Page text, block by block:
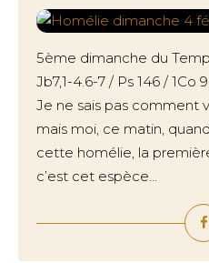
5ème dimanche du
Jb7,1-4.6-7 / Ps 146 / 1Co
Je ne sais pas comment
mais moi, ce matin,
cette homélie, la
c’est cet espèce...